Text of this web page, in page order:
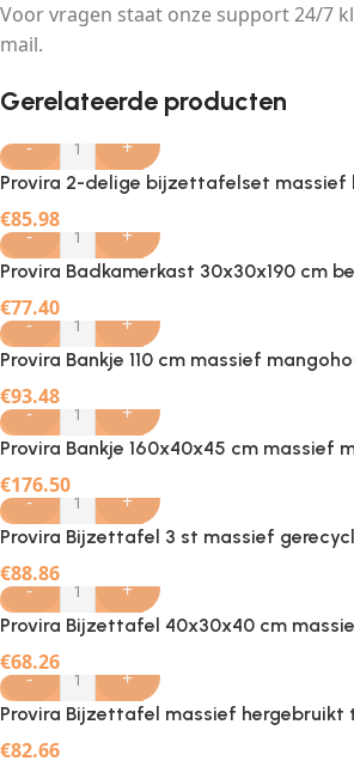
Voor vragen staat onze support 24/7
mail.
Gerelateerde producten
- +
Provira 2-delige bijzettafelset massief
€85.98
- +
Provira Badkamerkast 30x30x190 cm
€77.40
- +
Provira Bankje 110 cm massief
€93.48
- +
Provira Bankje 160x40x45 cm massief
€176.50
- +
Provira Bijzettafel 3 st massief
€88.86
- +
Provira Bijzettafel 40x30x40 cm
€68.26
- +
Provira Bijzettafel massief hergebruikt
€82.66